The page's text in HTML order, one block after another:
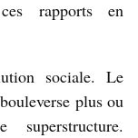
rapports en
sociale. Le
plus ou